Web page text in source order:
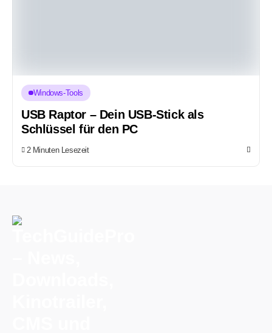
Windows-Tools
USB Raptor – Dein USB-Stick als
Schlüssel für den PC
2 Minuten Lesezeit